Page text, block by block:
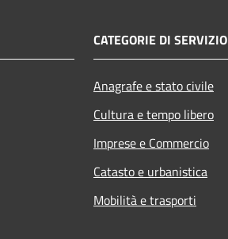
CATEGORIE DI SERVIZIO
Anagrafe e stato civile
Cultura e tempo libero
Imprese e Commercio
Catasto e urbanistica
Mobilità e trasporti